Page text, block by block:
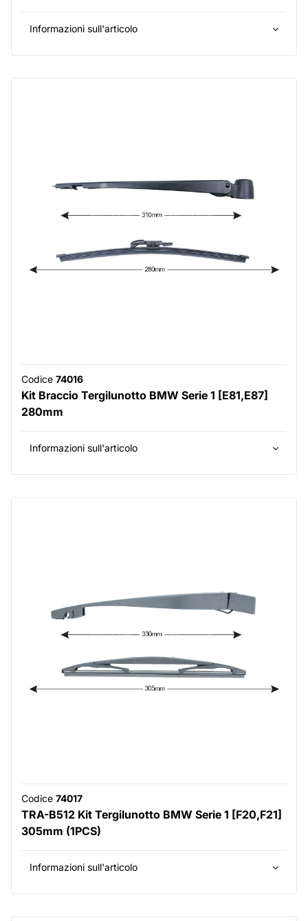
Informazioni sull'articolo
Codice 74016
Kit Braccio Tergilunotto BMW Serie 1 [E81,E87]
280mm
Informazioni sull'articolo
Codice 74017
TRA-B512 Kit Tergilunotto BMW Serie 1 [F20,F21]
305mm (1PCS)
Informazioni sull'articolo